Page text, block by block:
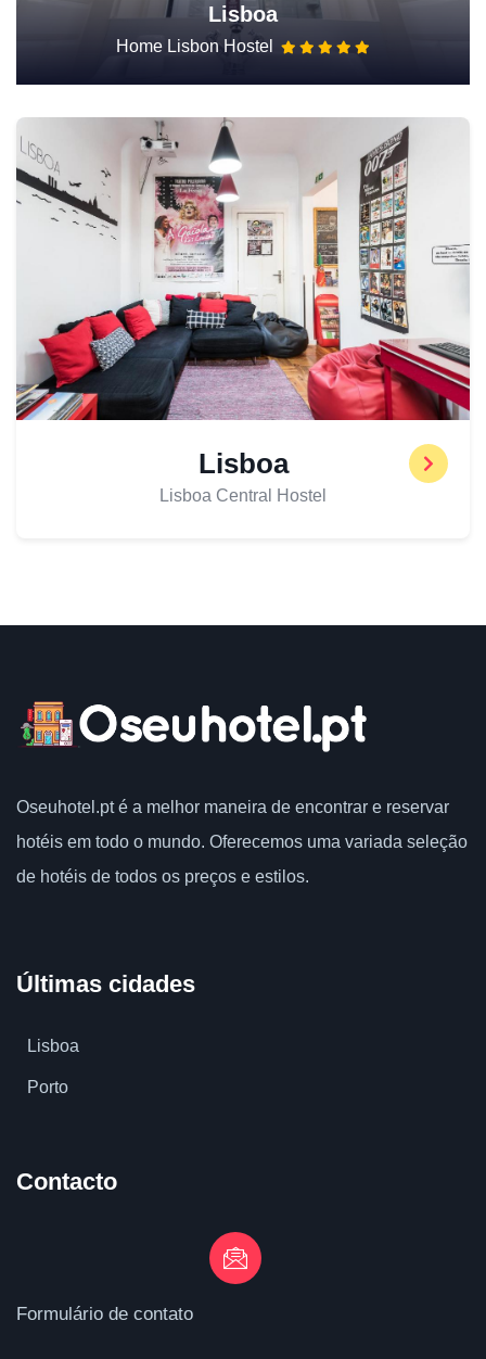
Lisboa
Home Lisbon Hostel
Lisboa
Lisboa Central Hostel
Oseuhotel.pt é a melhor maneira de encontrar e reservar
hotéis em todo o mundo. Oferecemos uma variada seleção
de hotéis de todos os preços e estilos.
Últimas cidades
Lisboa
Porto
Contacto
Formulário de contato